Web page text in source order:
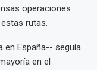
operaciones
rutas.
en España-- seguía
en el